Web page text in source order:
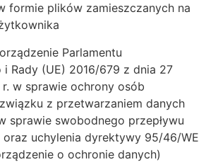
formie plików zamieszczanych na
Parlamentu
i Rady (UE) 2016/679 z dnia 27
w sprawie ochrony osób
z przetwarzaniem danych
sprawie swobodnego przepływu
uchylenia dyrektywy 95/46/WE
o ochronie danych)